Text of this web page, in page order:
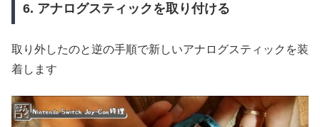
6. アナログスティックを取り付ける
取り外したのと逆の手順で新しいアナログスティックを装
着します